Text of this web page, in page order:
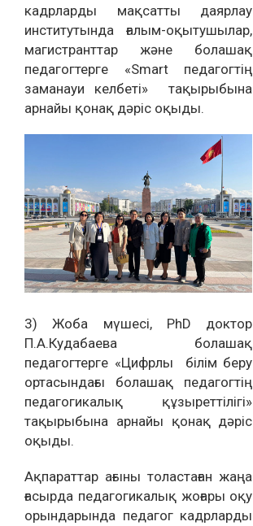
кадрларды мақсатты даярлау
институтында ғалым-оқытушылар,
магистранттар және болашақ
педагогтерге «Smart педагогтің
заманауи келбеті» тақырыбына
арнайы қонақ дәріс оқыды.
3) Жоба мүшесі, PhD доктор
П.А.Кудабаева болашақ
педагогтерге «Цифрлы білім беру
ортасындағы болашақ педагогтің
педагогикалық құзыреттілігі»
тақырыбына арнайы қонақ дәріс
оқыды.
Ақпараттар ағыны толастаған жаңа
ғасырда педагогикалық жоғары оқу
орындарында педагог кадрларды